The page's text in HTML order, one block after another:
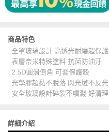
商品特色
全罩玻璃設計 高透光耐磨超保護
表層奈米特殊塗料 抗菌防油汙
2.5D圓滑倒角 可套保護殼
光學膠超黏不脫落 閃光燈不反光
安全玻璃設計碎裂不噴濺 好清理
詳細介紹